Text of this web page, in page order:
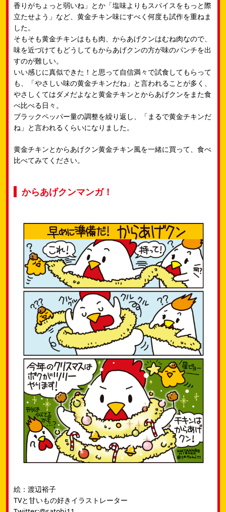
香りがちょっと弱いね」とか​「塩味よりもスパイスをもっと際
立たせよう」など、黄金チキン味にすべく何度も試作を重ねま
した。​
そもそも黄金チキンはもも肉、からあげクンはむね肉なので、
味を近づけてもどうしてもからあげクンの方が味のパンチを出
すのが難しい。​
いい感じに真似できた！と思って自信満々で試食してもらって
も、「やさしい味の黄金チキンだね」と言われることが多く、​
やさしくてはダメだよなと黄金チキンとからあげクンをまた食
べ比べる日々。​
ブラックペッパー量の調整を繰り返し、「まるで黄金チキンだ
ね」と言われるくらいになりました。​
黄金チキンとからあげクン黄金チキン風を一緒に買って、食べ
比べてみてください。​
からあげクンマンガ！
絵：渡辺裕子
TVと甘いもの好きイラストレーター